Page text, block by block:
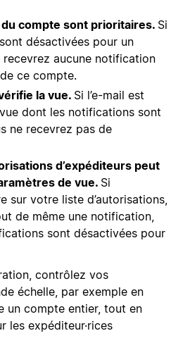
compte sont prioritaires. Si
désactivées pour un
aucune notification
ce compte.
la vue. Si l’e-mail est
dont les notifications sont
ne recevrez pas de
d’expéditeurs peut
de vue. Si
sur votre liste d’autorisations,
de même une notification,
sont désactivées pour
contrôlez vos
échelle, par exemple en
un compte entier, tout en
les expéditeur·rices